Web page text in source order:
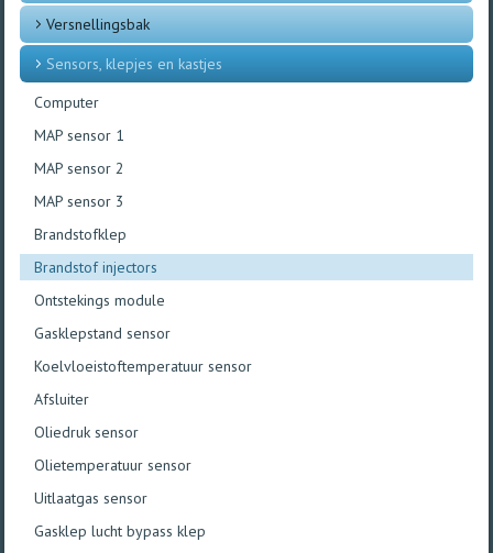
Versnellingsbak
Sensors, klepjes en kastjes
Computer
MAP sensor 1
MAP sensor 2
MAP sensor 3
Brandstofklep
Brandstof injectors
Ontstekings module
Gasklepstand sensor
Koelvloeistoftemperatuur sensor
Afsluiter
Oliedruk sensor
Olietemperatuur sensor
Uitlaatgas sensor
Gasklep lucht bypass klep